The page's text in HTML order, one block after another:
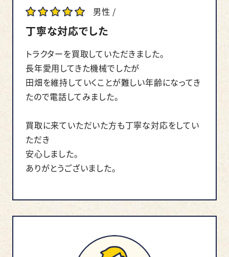
男性 /
丁寧な対応でした
トラクターを買取していただきました。
長年愛用してきた機械でしたが
田畑を維持していくことが難しい年齢になってき
たので電話してみました。
買取に来ていただいた方も丁寧な対応をしてい
ただき
安心しました。
ありがとうございました。